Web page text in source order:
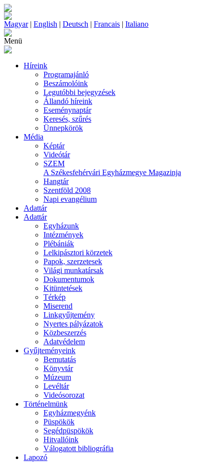
Magyar| English | Deutsch | Francais | Italiano
Menü
Híreink
Programajánló
Beszámolóink
Legutóbbi bejegyzések
Állandó híreink
Eseménynaptár
Keresés, szűrés
Ünnepkörök
Média
Képtár
Videótár
SZEM
A Székesfehérvári Egyházmegye Magazinja
Hangtár
Szentföld 2008
Napi evangélium
Adattár
Adattár
Egyházunk
Intézmények
Plébániák
Lelkipásztori körzetek
Papok, szerzetesek
Világi munkatársak
Dokumentumok
Kitüntetések
Térkép
Miserend
Linkgyűjtemény
Nyertes pályázatok
Közbeszerzés
Adatvédelem
Gyűjteményeink
Bemutatás
Könyvtár
Múzeum
Levéltár
Videósorozat
Történelmünk
Egyházmegyénk
Püspökök
Segédpüspökök
Hitvallóink
Válogatott bibliográfia
Lapozó